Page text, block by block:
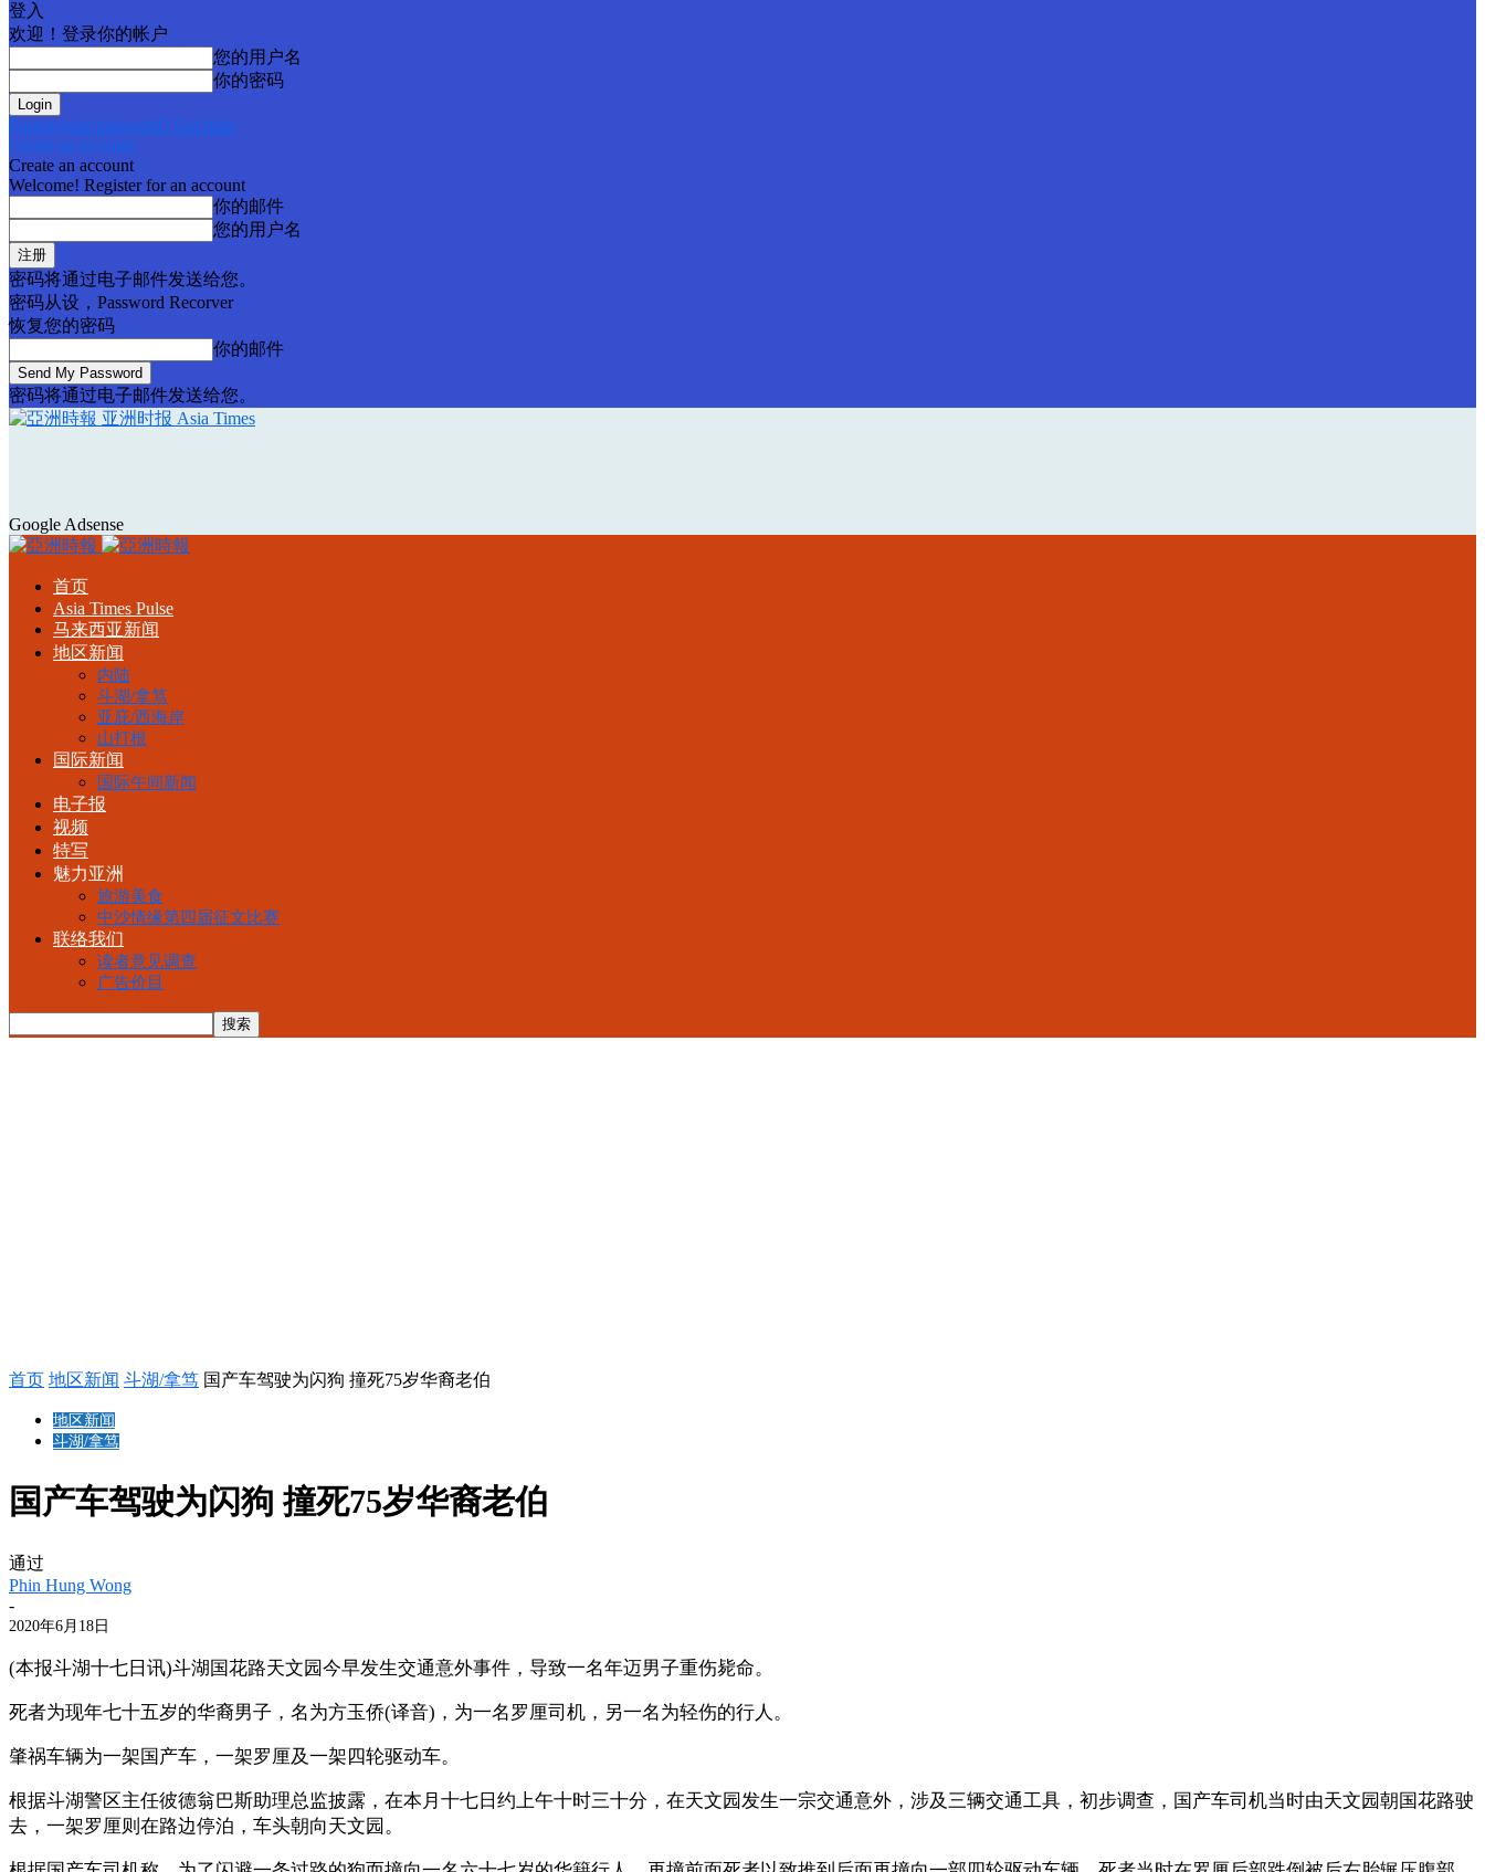
登入
欢迎！登录你的帐户
您的用户名
你的密码
Forgot your password? Get help
Create an account
Create an account
Welcome! Register for an account
你的邮件
您的用户名
密码将通过电子邮件发送给您。
密码从设，Password Recorver
恢复您的密码
你的邮件
密码将通过电子邮件发送给您。
亚洲时报 Asia Times
Google Adsense
首页
Asia Times Pulse
马来西亚新闻
地区新闻
内陆
斗湖/拿笃
亚庇/西海岸
山打根
国际新闻
国际午间新闻
电子报
视频
特写
魅力亚洲
旅游美食
中沙情缘第四届征文比赛
联络我们
读者意见调查
广告价目
首页 地区新闻 斗湖/拿笃 国产车驾驶为闪狗 撞死75岁华裔老伯
地区新闻
斗湖/拿笃
国产车驾驶为闪狗 撞死75岁华裔老伯
通过
Phin Hung Wong
-
2020年6月18日
(本报斗湖十七日讯)斗湖国花路天文园今早发生交通意外事件，导致一名年迈男子重伤毙命。
死者为现年七十五岁的华裔男子，名为方玉侨(译音)，为一名罗厘司机，另一名为轻伤的行人。
肇祸车辆为一架国产车，一架罗厘及一架四轮驱动车。
根据斗湖警区主任彼德翁巴斯助理总监披露，在本月十七日约上午十时三十分，在天文园发生一宗交通意外，涉及三辆交通工具，初步调查，国产车司机当时由天文园朝国花路驶
去，一架罗厘则在路边停泊，车头朝向天文园。